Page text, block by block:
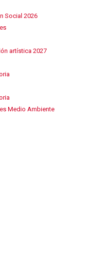
Social 2026
artística 2027
Medio Ambiente